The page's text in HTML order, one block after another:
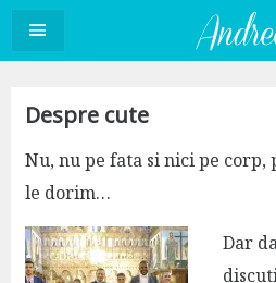
Sari
conținut
Despre cute
Nu, nu pe fata si nici pe corp,
le dorim…
Dar